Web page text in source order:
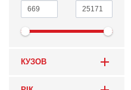
КУЗОВ